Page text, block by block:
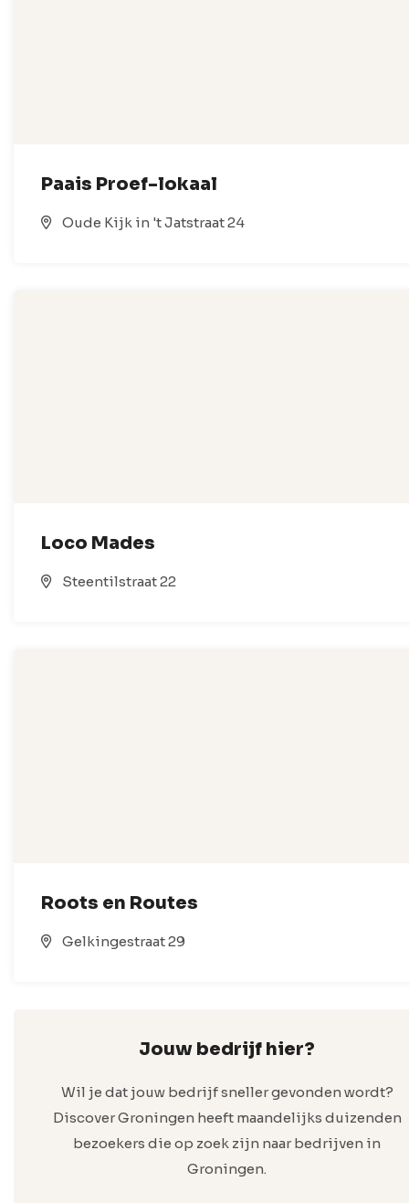
Paais Proef-lokaal
Oude Kijk in 't Jatstraat 24
Loco Mades
Steentilstraat 22
Roots en Routes
Gelkingestraat 29
Jouw bedrijf hier?
Wil je dat jouw bedrijf sneller gevonden wordt?
Discover Groningen heeft maandelijks duizenden
bezoekers die op zoek zijn naar bedrijven in
Groningen.